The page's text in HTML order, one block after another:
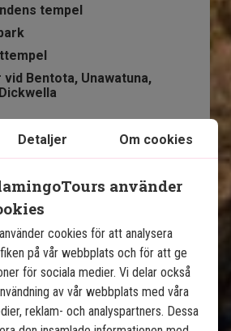
tempel
Bentota, Unawatuna,
från 20 995
Sri Lanka
Detaljer Om cookies
använder
cookies för att analysera
på vår webbplats och för att ge
för sociala medier. Vi delar också
av vår webbplats med våra
reklam- och analyspartners. Dessa